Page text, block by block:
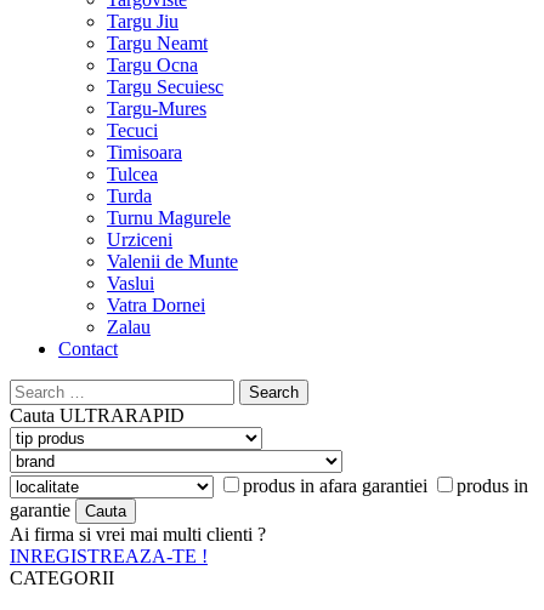
Targu Jiu
Targu Neamt
Targu Ocna
Targu Secuiesc
Targu-Mures
Tecuci
Timisoara
Tulcea
Turda
Turnu Magurele
Urziceni
Valenii de Munte
Vaslui
Vatra Dornei
Zalau
Contact
Search
for:
Cauta ULTRARAPID
produs in afara garantiei
produs in
garantie
Ai firma si vrei mai multi clienti ?
INREGISTREAZA-TE !
CATEGORII